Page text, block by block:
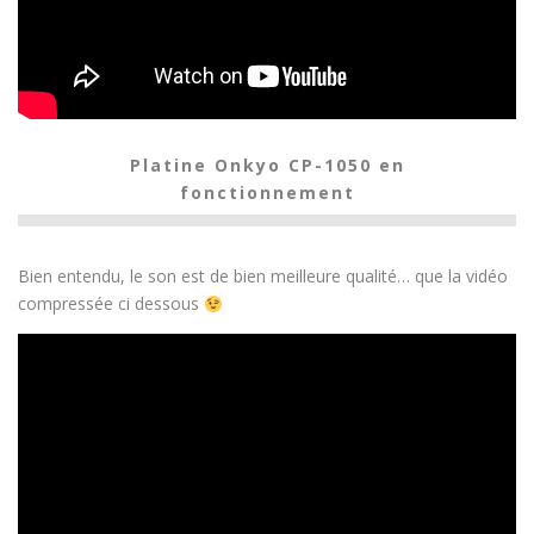
Platine Onkyo CP-1050 en
fonctionnement
Bien entendu, le son est de bien meilleure qualité… que la vidéo
compressée ci dessous